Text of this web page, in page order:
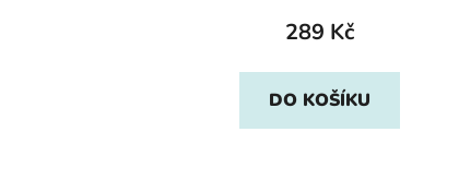
289 Kč
DO KOŠÍKU